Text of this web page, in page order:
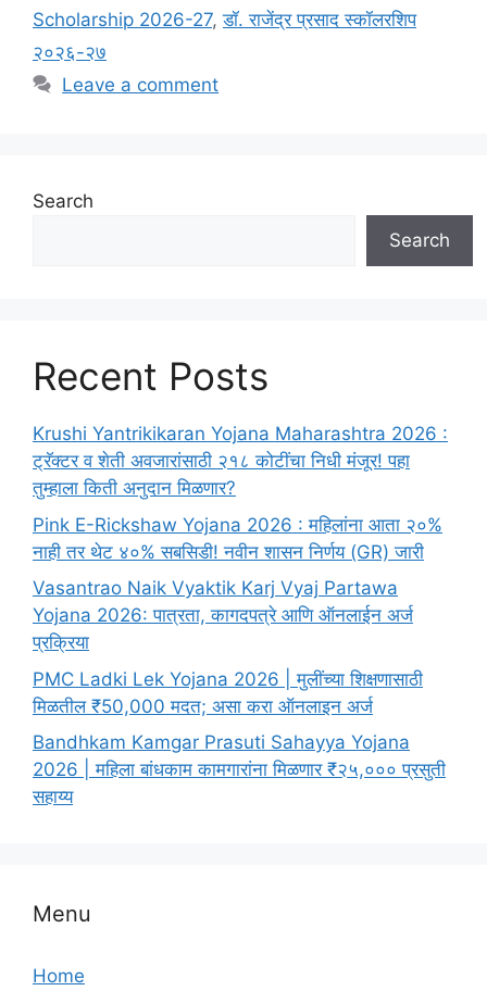
Scholarship 2026-27,डॉ. राजेंद्र प्रसाद स्कॉलरशिप
२०२६-२७
Leave a comment
Search
Search
Recent Posts
Krushi Yantrikikaran Yojana Maharashtra 2026 :
ट्रॅक्टर व शेती अवजारांसाठी २१८ कोटींचा निधी मंजूर! पहा
तुम्हाला किती अनुदान मिळणार?
Pink E-Rickshaw Yojana 2026 : महिलांना आता २०%
नाही तर थेट ४०% सबसिडी! नवीन शासन निर्णय (GR) जारी
Vasantrao Naik Vyaktik Karj Vyaj Partawa
Yojana 2026: पात्रता, कागदपत्रे आणि ऑनलाईन अर्ज
प्रक्रिया
PMC Ladki Lek Yojana 2026 | मुलींच्या शिक्षणासाठी
मिळतील ₹50,000 मदत; असा करा ऑनलाइन अर्ज
Bandhkam Kamgar Prasuti Sahayya Yojana
2026 | महिला बांधकाम कामगारांना मिळणार ₹२५,००० प्रसुती
सहाय्य
Menu
Home